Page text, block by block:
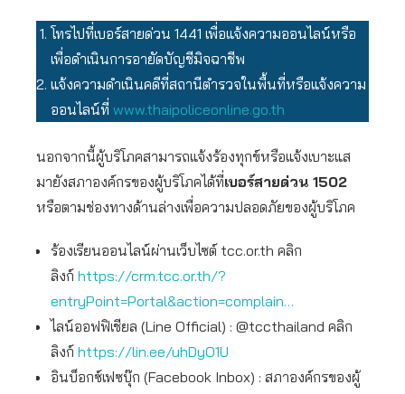
โทรไปที่เบอร์สายด่วน 1441 เพื่อแจ้งความออนไลน์หรือ
เพื่อดำเนินการอายัดบัญชีมิจฉาชีพ
แจ้งความดำเนินคดีที่สถานีตำรวจในพื้นที่หรือแจ้งความ
ออนไลน์ที่ www.thaipoliceonline.go.th
นอกจากนี้ผู้บริโภคสามารถแจ้งร้องทุกข์หรือแจ้งเบาะแส
มายังสภาองค์กรของผู้บริโภคได้ที่เบอร์สายด่วน 1502
หรือตามช่องทางด้านล่างเพื่อความปลอดภัยของผู้บริโภค
ร้องเรียนออนไลน์ผ่านเว็บไซต์ tcc.or.th คลิก
ลิงก์ https://crm.tcc.or.th/?
entryPoint=Portal&action=complain…
ไลน์ออฟฟิเชียล (Line Official) : @tccthailand คลิก
ลิงก์ https://lin.ee/uhDyO1U
อินบ็อกซ์เฟซบุ๊ก (Facebook Inbox) : สภาองค์กรของผู้